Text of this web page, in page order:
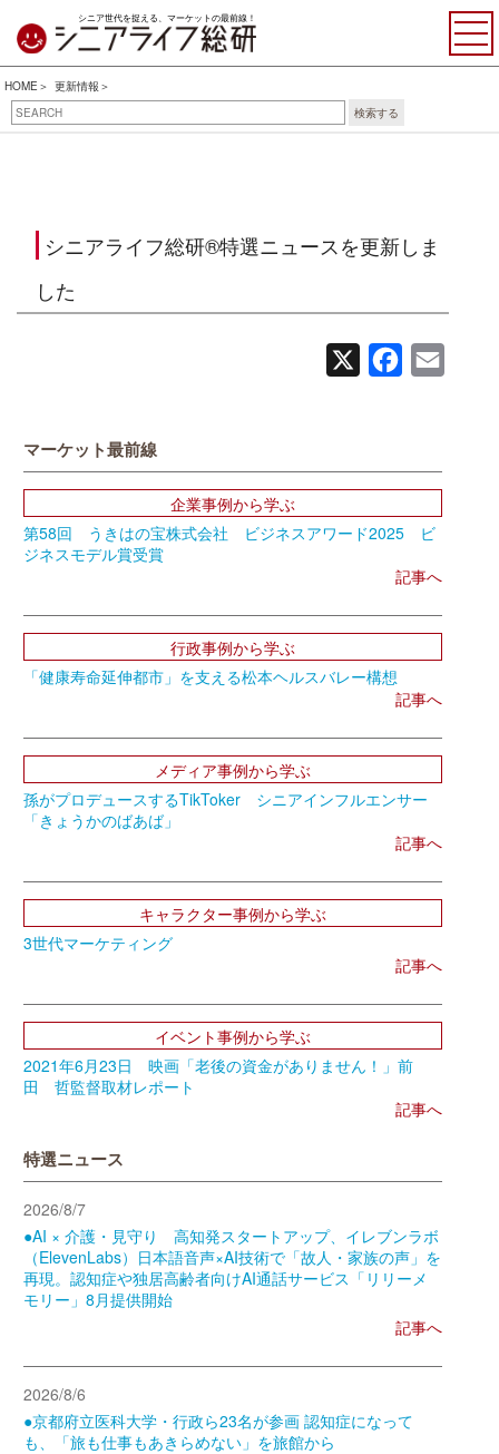
シニア世代を捉える、マーケットの最前線！
HOME
更新情報
検索する
シニアライフ総研®特選ニュースを更新しま
した
Facebook
マーケット最前線
企業事例から学ぶ
第58回 うきはの宝株式会社 ビジネスアワード2025 ビ
ジネスモデル賞受賞
記事へ
行政事例から学ぶ
「健康寿命延伸都市」を支える松本ヘルスバレー構想
記事へ
メディア事例から学ぶ
孫がプロデュースするTikToker シニアインフルエンサー
「きょうかのばあば」
記事へ
キャラクター事例から学ぶ
3世代マーケティング
記事へ
イベント事例から学ぶ
2021年6月23日 映画「老後の資金がありません！」前
田 哲監督取材レポート
記事へ
特選ニュース
2026/8/7
●AI × 介護・見守り 高知発スタートアップ、イレブンラボ
（ElevenLabs）日本語音声×AI技術で「故人・家族の声」を
再現。認知症や独居高齢者向けAI通話サービス「リリーメ
モリー」8月提供開始
記事へ
2026/8/6
●京都府立医科大学・行政ら23名が参画 認知症になって
も、「旅も仕事もあきらめない」を旅館から